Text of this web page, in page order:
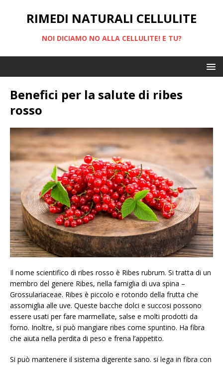
RIMEDI NATURALI CELLULITE
NOI DICIAMO NO ALLA CELLULITE! E TU?
Benefici per la salute di ribes
rosso
Il nome scientifico di ribes rosso è Ribes rubrum. Si tratta di un
membro del genere Ribes, nella famiglia di uva spina –
Grossulariaceae. Ribes è piccolo e rotondo della frutta che
assomiglia alle uve. Queste bacche dolci e succosi possono
essere usati per fare marmellate, salse e molti prodotti da
forno. Inoltre, si può mangiare ribes come spuntino. Ha fibra
che aiuta nella perdita di peso e frena l’appetito.
Si può mantenere il sistema digerente sano. si lega in fibra con